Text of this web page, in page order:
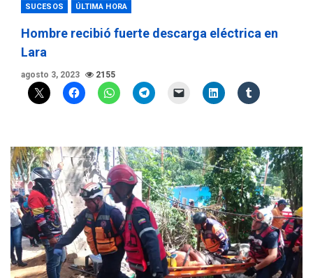
SUCESOS ÚLTIMA HORA
Hombre recibió fuerte descarga eléctrica en
Lara
agosto 3, 2023 2155